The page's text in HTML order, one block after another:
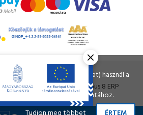
© Minden jog fenntartva.
Vision-Software, azOctopus 8 ERP
forgalmazója.
a miénk is sütiket (cookie-kat) használ a
érdekében.
Ön hozzájárul a sütik használatához.